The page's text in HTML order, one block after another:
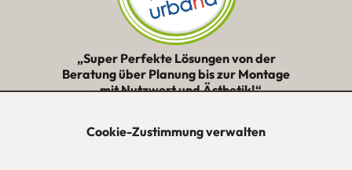
Cookie-Zustimmung verwalten
„Super Perfekte Lösungen von der
Beratung über Planung bis zur Montage
– mit Nutzwert und Ästhetik!“